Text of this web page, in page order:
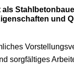
als
und
sorgfältiges